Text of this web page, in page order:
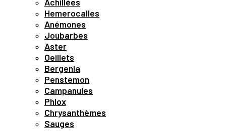
Hemerocalles
Anémones
Joubarbes
Aster
Oeillets
Bergenia
Penstemon
Campanules
Phlox
Chrysanthèmes
Sauges